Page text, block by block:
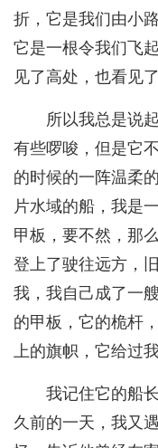
折，它是我们由小
它是一根令我们飞
见了高处，也看见
所以我总是说
有些啰唆，但是它
的时候的一阵温柔
片水域的船，我是
甲板，要不然，那
登上了驶往远方，
我，我自己成了一
的甲板，它的桅杆
上的旗帜，它给过
我记住它的船
久前的一天，我又